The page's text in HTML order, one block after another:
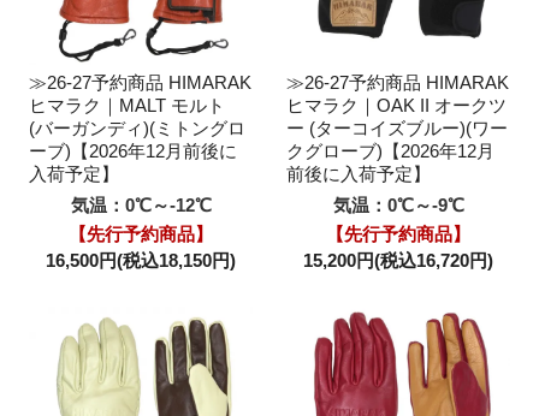
≫26-27予約商品 HIMARAK
ヒマラク｜MALT モルト
(バーガンディ)(ミトングロ
ーブ)【2026年12月前後に
入荷予定】
気温：0℃～-12℃
【先行予約商品】
16,500円(税込18,150円)
≫26-27予約商品 HIMARAK
ヒマラク｜OAK II オークツ
ー (ターコイズブルー)(ワー
クグローブ)【2026年12月
前後に入荷予定】
気温：0℃～-9℃
【先行予約商品】
15,200円(税込16,720円)